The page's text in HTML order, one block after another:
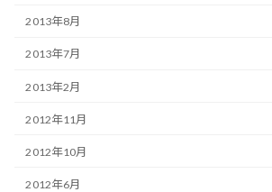
2013年8月
2013年7月
2013年2月
2012年11月
2012年10月
2012年6月